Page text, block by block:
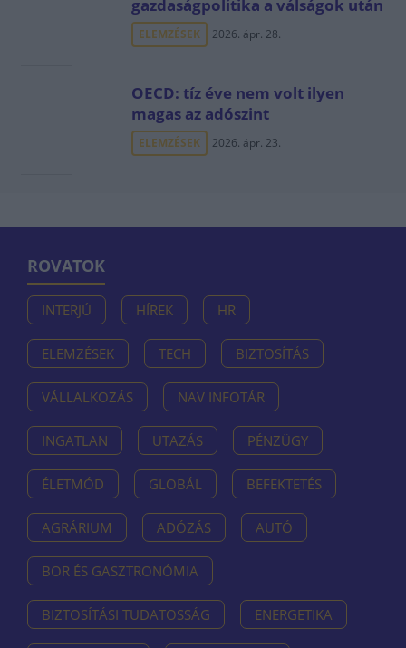
gazdaságpolitika a válságok után
ELEMZÉSEK 2026. ápr. 28.
OECD: tíz éve nem volt ilyen
magas az adószint
ELEMZÉSEK 2026. ápr. 23.
ROVATOK
INTERJÚ HÍREK HR
ELEMZÉSEK TECH BIZTOSÍTÁS
VÁLLALKOZÁS NAV INFOTÁR
INGATLAN UTAZÁS PÉNZÜGY
ÉLETMÓD GLOBÁL BEFEKTETÉS
AGRÁRIUM ADÓZÁS AUTÓ
BOR ÉS GASZTRONÓMIA
BIZTOSÍTÁSI TUDATOSSÁG ENERGETIKA